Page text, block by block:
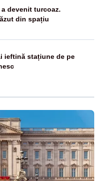
a devenit turcoaz.
din spațiu
ieftină stațiune de pe